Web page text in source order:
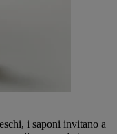
i saponi invitano a